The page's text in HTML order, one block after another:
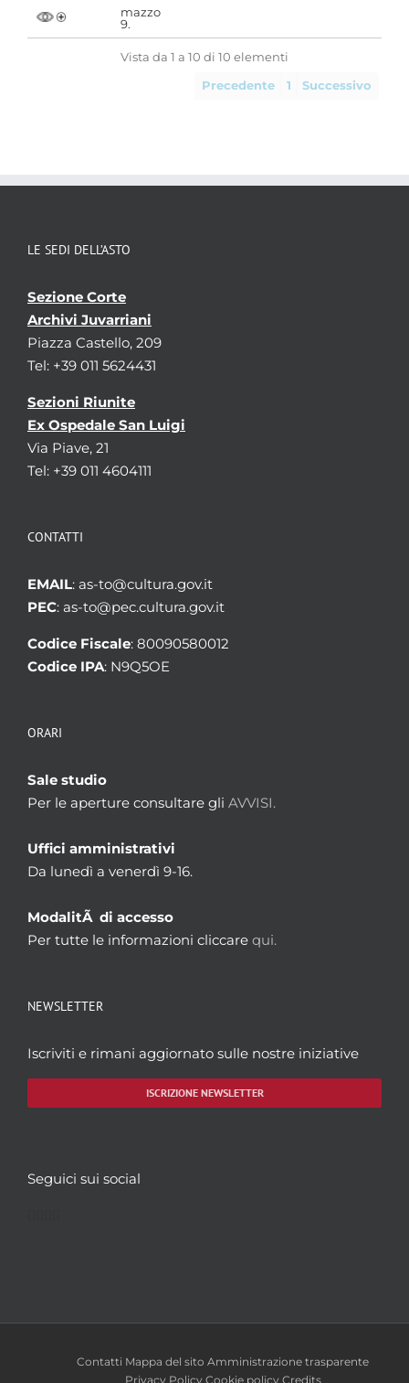
mazzo
9.
Vista da 1 a 10 di 10 elementi
Precedente 1 Successivo
LE SEDI DELL’ASTO
Sezione Corte
Archivi Juvarriani
Piazza Castello, 209
Tel: +39 011 5624431
Sezioni Riunite
Ex Ospedale San Luigi
Via Piave, 21
Tel: +39 011 4604111
CONTATTI
EMAIL: as-to@cultura.gov.it
PEC: as-to@pec.cultura.gov.it
Codice Fiscale: 80090580012
Codice IPA: N9Q5OE
ORARI
Sale studio
Per le aperture consultare gli AVVISI.
Uffici amministrativi
Da lunedì a venerdì 9-16.
ModalitÃ di accesso
Per tutte le informazioni cliccare qui.
NEWSLETTER
Iscriviti e rimani aggiornato sulle nostre iniziative
ISCRIZIONE NEWSLETTER
Seguici sui social
Contatti Mappa del sito Amministrazione trasparente
Privacy Policy Cookie policy Credits